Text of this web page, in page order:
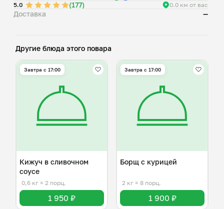
5.0
(177) 0.0 км от вас
Доставка —
Другие блюда этого повара
Завтра c 17:00
Кижуч в сливочном
соусе
0,6 кг ≈ 2 порц.
1 950 ₽
Завтра c 17:00
Борщ с курицей
2 кг ≈ 8 порц.
1 900 ₽